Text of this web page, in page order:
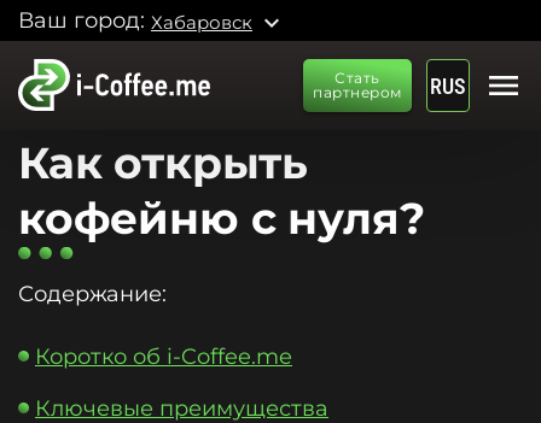
Ваш город: Хабаровск expand_more
Стать
партнером
RUS menu
Как открыть
кофейню с нуля?
Содержание:
Коротко об i-Coffee.me
Ключевые преимущества